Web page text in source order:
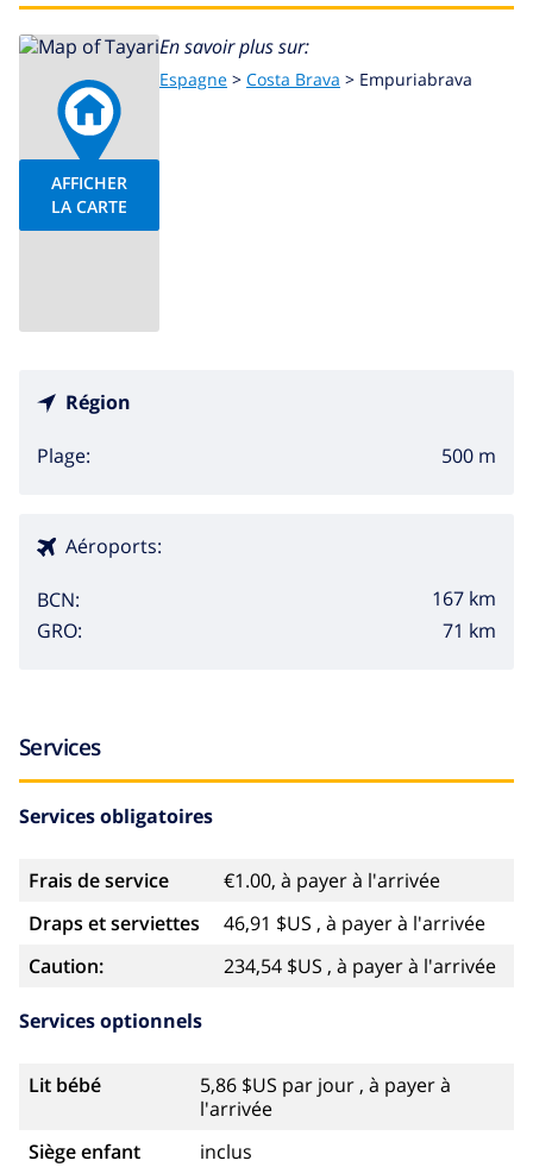
AFFICHER
LA CARTE
En savoir plus sur:
Espagne > Costa Brava > Empuriabrava
Région
Plage: 500 m
Aéroports:
BCN:
167 km
GRO:
71 km
Services
Services obligatoires
Frais de service
€1.00, à payer à l'arrivée
Draps et serviettes
46,91 $US , à payer à l'arrivée
Caution:
234,54 $US , à payer à l'arrivée
Services optionnels
Lit bébé
5,86 $US par jour , à payer à
l'arrivée
Siège enfant
inclus